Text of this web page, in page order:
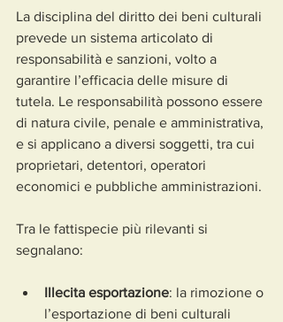
La disciplina del diritto dei beni culturali
prevede un sistema articolato di
responsabilità e sanzioni, volto a
garantire l’efficacia delle misure di
tutela. Le responsabilità possono essere
di natura civile, penale e amministrativa,
e si applicano a diversi soggetti, tra cui
proprietari, detentori, operatori
economici e pubbliche amministrazioni.
Tra le fattispecie più rilevanti si
segnalano:
Illecita esportazione: la rimozione o
l’esportazione di beni culturali